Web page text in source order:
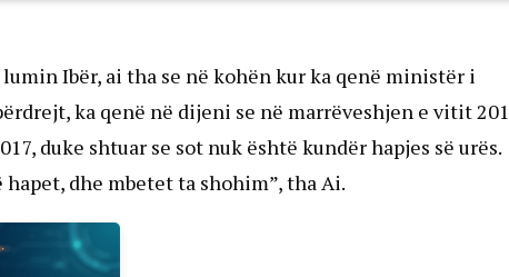
Ibër, ai tha se në kohën kur ka qenë ministër i
ka qenë në dijeni se në marrëveshjen e vitit
duke shtuar se sot nuk është kundër hapjes së urës.
dhe mbetet ta shohim”, tha Ai.